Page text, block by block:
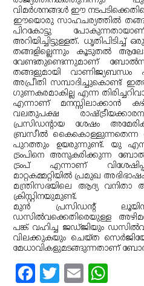
വിമര്‍ശനങ്ങള്‍ ഈ
ഈയൊരു സാഹചര്യത്തില്‍
പിറകോട്ടു
അറിയിച്ചിട്ടുള്ളത്.
തങ്ങളില്ലെന്നും കൂടുതല്‍
വേണ്ടതുണ്ടെന്നുമാണ്
തങ്ങളുമായി വാണിജ്യബന്ധം
അപ്രീതി സമ്പാദിച്ചുകൊണ്ട്
ഗുണകരമാകില്ല എന്ന
എന്നാണ് മനസ്സിലാക്കാന്‍
വലതുപക്ഷ
പ്രസിഡന്റായ ശേഷം
ബ്രസീല്‍ കൈകൊള്ളുന്നതെന്ന
പുറത്തും ഉയരുന്നുണ്ട്. യു
ട്രംപിനെ അനുകരിക്കുന്ന
ട്രംപ് എന്നാണ്
മാറ്റകമ്മറ്റിയില്‍ പ്രമുഖ
മന്ത്രിസഭയിലെ ആദ്യ
ക്രിസ്റ്റിനയുമുണ്ട്.
മുന്‍ പ്രസിഡന്റ്
ഡസില്‍വക്കെതിരെയുള്ള
പങ്ക് വഹിച്ച ജഡ്ജിയും
വിലക്കുകയും ചെയ്ത
മേധാവികളുമടങ്ങുന്നതാണ്
Facebook
Twitter
Email